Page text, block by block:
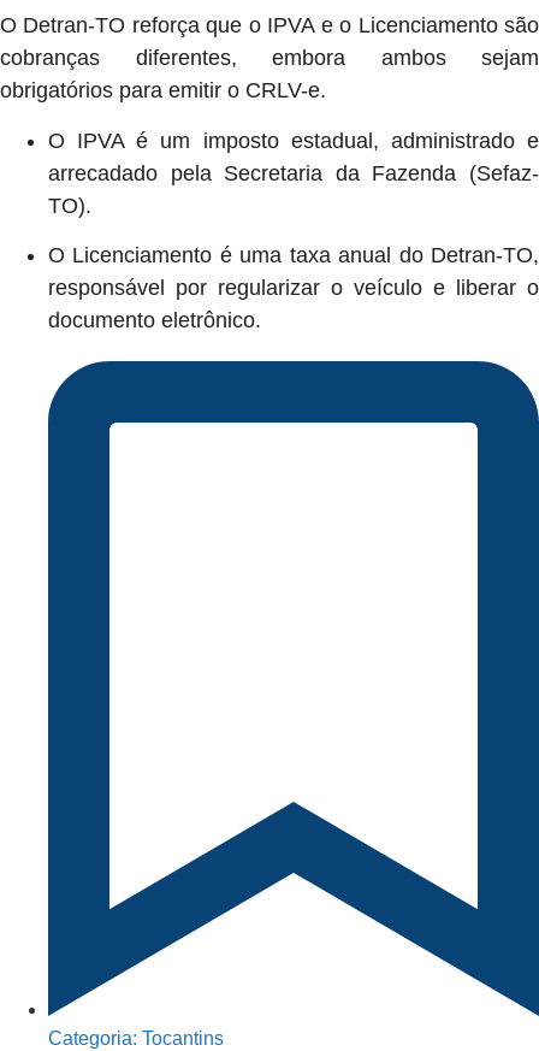
O Detran-TO reforça que o IPVA e o Licenciamento são
cobranças diferentes, embora ambos sejam
obrigatórios para emitir o CRLV-e.
O IPVA é um imposto estadual, administrado e
arrecadado pela Secretaria da Fazenda (Sefaz-
TO).
O Licenciamento é uma taxa anual do Detran-TO,
responsável por regularizar o veículo e liberar o
documento eletrônico.
Categoria: Tocantins